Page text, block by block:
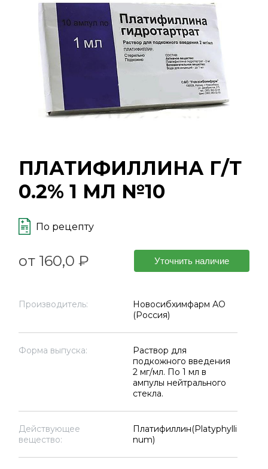
ПЛАТИФИЛЛИНА Г/Т
0.2% 1 МЛ №10
По рецепту
от 160,0 ₽ Уточнить наличие
Производитель:
Новосибхимфарм АО
(Россия)
Форма выпуска:
Раствор для
подкожного введения
2 мг/мл. По 1 мл в
ампулы нейтрального
стекла.
Действующее
вещество:
Платифиллин(Platyphylli
num)